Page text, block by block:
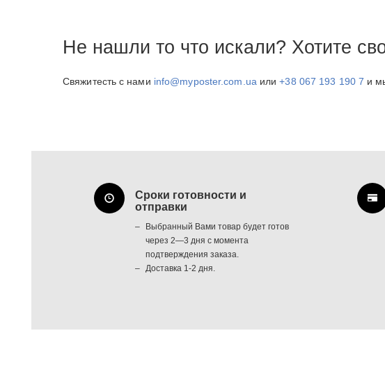
Не нашли то что искали? Хотите
Свяжитесть с нами info@myposter.com.ua или+38 067 193 190 7 и
Сроки готовности и
отправки
Выбранный Вами товар будет готов
через 2—3 дня с момента
подтверждения заказа.
Доставка 1-2 дня.